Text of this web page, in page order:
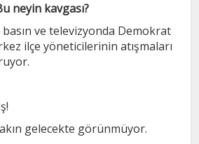
neyin kavgası?
ve televizyonda Demokrat
ilçe yöneticilerinin atışmaları
gelecekte görünmüyor.